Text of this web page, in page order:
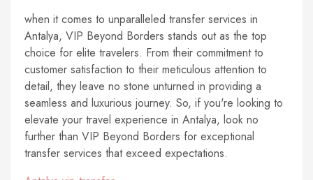
when it comes to unparalleled transfer services in
Antalya, VIP Beyond Borders stands out as the top
choice for elite travelers. From their commitment to
customer satisfaction to their meticulous attention to
detail, they leave no stone unturned in providing a
seamless and luxurious journey. So, if you're looking to
elevate your travel experience in Antalya, look no
further than VIP Beyond Borders for exceptional
transfer services that exceed expectations.